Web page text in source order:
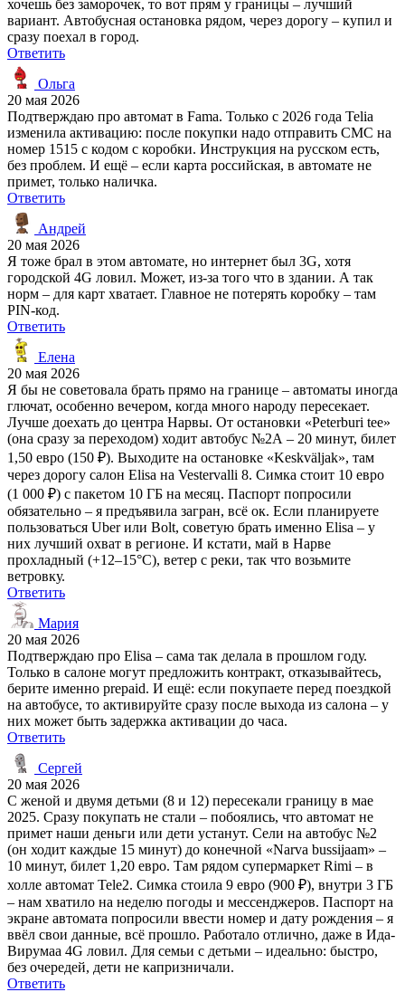
хочешь без заморочек, то вот прям у границы – лучший
вариант. Автобусная остановка рядом, через дорогу – купил и
сразу поехал в город.
Ответить
Ольга
20 мая 2026
Подтверждаю про автомат в Fama. Только с 2026 года Telia
изменила активацию: после покупки надо отправить СМС на
номер 1515 с кодом с коробки. Инструкция на русском есть,
без проблем. И ещё – если карта российская, в автомате не
примет, только наличка.
Ответить
Андрей
20 мая 2026
Я тоже брал в этом автомате, но интернет был 3G, хотя
городской 4G ловил. Может, из-за того что в здании. А так
норм – для карт хватает. Главное не потерять коробку – там
PIN-код.
Ответить
Елена
20 мая 2026
Я бы не советовала брать прямо на границе – автоматы иногда
глючат, особенно вечером, когда много народу пересекает.
Лучше доехать до центра Нарвы. От остановки «Peterburi tee»
(она сразу за переходом) ходит автобус №2А – 20 минут, билет
1,50 евро (150 ₽). Выходите на остановке «Keskväljak», там
через дорогу салон Elisa на Vestervalli 8. Симка стоит 10 евро
(1 000 ₽) с пакетом 10 ГБ на месяц. Паспорт попросили
обязательно – я предъявила загран, всё ок. Если планируете
пользоваться Uber или Bolt, советую брать именно Elisa – у
них лучший охват в регионе. И кстати, май в Нарве
прохладный (+12–15°C), ветер с реки, так что возьмите
ветровку.
Ответить
Мария
20 мая 2026
Подтверждаю про Elisa – сама так делала в прошлом году.
Только в салоне могут предложить контракт, отказывайтесь,
берите именно prepaid. И ещё: если покупаете перед поездкой
на автобусе, то активируйте сразу после выхода из салона – у
них может быть задержка активации до часа.
Ответить
Сергей
20 мая 2026
С женой и двумя детьми (8 и 12) пересекали границу в мае
2025. Сразу покупать не стали – побоялись, что автомат не
примет наши деньги или дети устанут. Сели на автобус №2
(он ходит каждые 15 минут) до конечной «Narva bussijaam» –
10 минут, билет 1,20 евро. Там рядом супермаркет Rimi – в
холле автомат Tele2. Симка стоила 9 евро (900 ₽), внутри 3 ГБ
– нам хватило на неделю погоды и мессенджеров. Паспорт на
экране автомата попросили ввести номер и дату рождения – я
ввёл свои данные, всё прошло. Работало отлично, даже в Ида-
Вирумаа 4G ловил. Для семьи с детьми – идеально: быстро,
без очередей, дети не капризничали.
Ответить